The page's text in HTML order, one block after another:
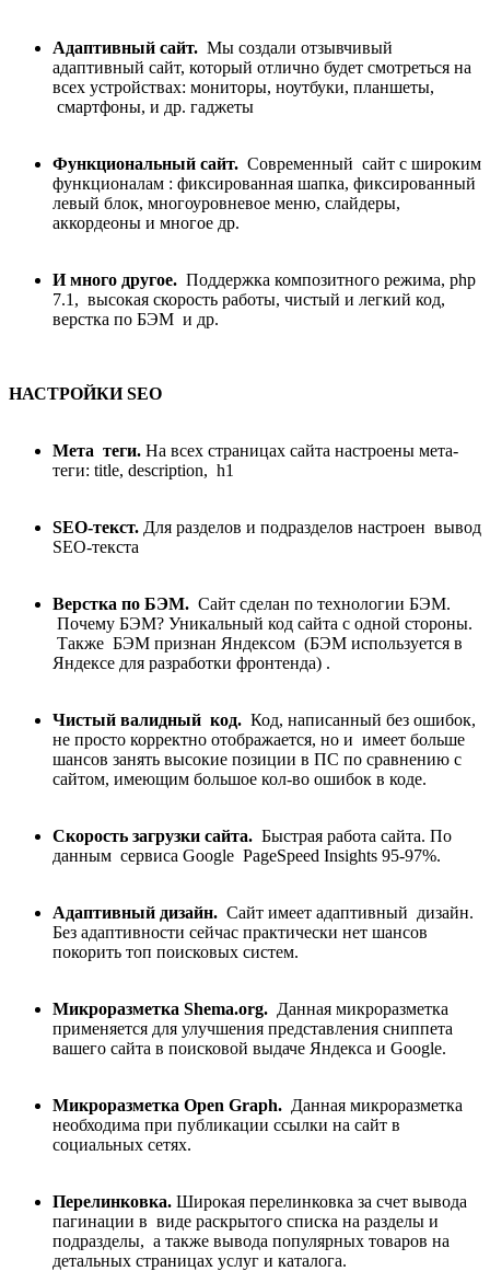
Адаптивный сайт. Мы создали отзывчивый
адаптивный сайт, который отлично будет смотреться на
всех устройствах: мониторы, ноутбуки, планшеты,
смартфоны, и др. гаджеты
Функциональный сайт. Современный сайт с широким
функционалам : фиксированная шапка, фиксированный
левый блок, многоуровневое меню, слайдеры,
аккордеоны и многое др.
И много другое. Поддержка композитного режима, php
7.1, высокая скорость работы, чистый и легкий код,
верстка по БЭМ и др.
НАСТРОЙКИ SEO
Мета теги. На всех страницах сайта настроены мета-
теги: title, description, h1
SEO-текст. Для разделов и подразделов настроен вывод
SEO-текста
Верстка по БЭМ. Сайт сделан по технологии БЭМ.
Почему БЭМ? Уникальный код сайта с одной стороны.
Также БЭМ признан Яндексом (БЭМ используется в
Яндексе для разработки фронтенда) .
Чистый валидный код. Код, написанный без ошибок,
не просто корректно отображается, но и имеет больше
шансов занять высокие позиции в ПС по сравнению с
сайтом, имеющим большое кол-во ошибок в коде.
Скорость загрузки сайта. Быстрая работа сайта. По
данным сервиса Google PageSpeed Insights 95-97%.
Адаптивный дизайн. Сайт имеет адаптивный дизайн.
Без адаптивности сейчас практически нет шансов
покорить топ поисковых систем.
Микроразметка Shema.org. Данная микроразметка
применяется для улучшения представления сниппета
вашего сайта в поисковой выдаче Яндекса и Google.
Микроразметка Open Graph. Данная микроразметка
необходима при публикации ссылки на сайт в
социальных сетях.
Перелинковка. Широкая перелинковка за счет вывода
пагинации в виде раскрытого списка на разделы и
подразделы, а также вывода популярных товаров на
детальных страницах услуг и каталога.